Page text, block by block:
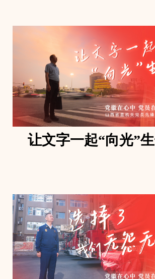
让文字一起“向光”